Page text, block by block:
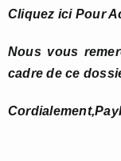
Cliquez ici Pour
Nous vous
cadre de ce